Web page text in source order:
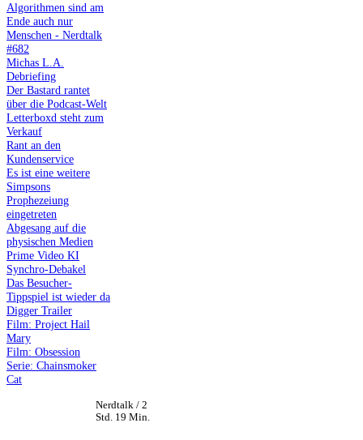
Algorithmen sind am
Ende auch nur
Menschen - Nerdtalk
#682
Michas L.A.
Debriefing
Der Bastard rantet
über die Podcast-Welt
Letterboxd steht zum
Verkauf
Rant an den
Kundenservice
Es ist eine weitere
Simpsons
Prophezeiung
eingetreten
Abgesang auf die
physischen Medien
Prime Video KI
Synchro-Debakel
Das Besucher-
Tippspiel ist wieder da
Digger Trailer
Film: Project Hail
Mary
Film: Obsession
Serie: Chainsmoker
Cat
Nerdtalk / 2
Std. 19 Min.